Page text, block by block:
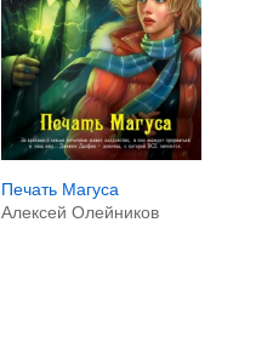
Печать Магуса
Алексей Олейников